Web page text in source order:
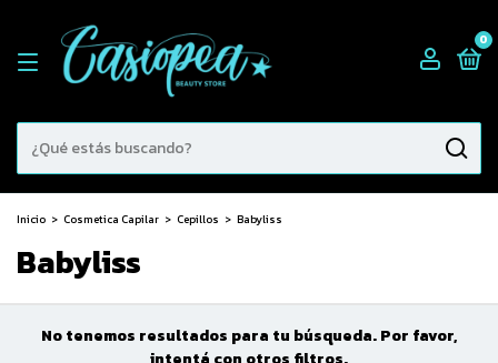
0
Inicio > Cosmetica Capilar > Cepillos > Babyliss
Babyliss
No tenemos resultados para tu búsqueda. Por favor,